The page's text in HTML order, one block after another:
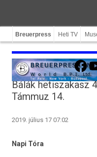
Breuerpress Heti TV
Bálák hetiszakasz
Támmuz 14.
2019. július 17 07:02
Napi Tóra